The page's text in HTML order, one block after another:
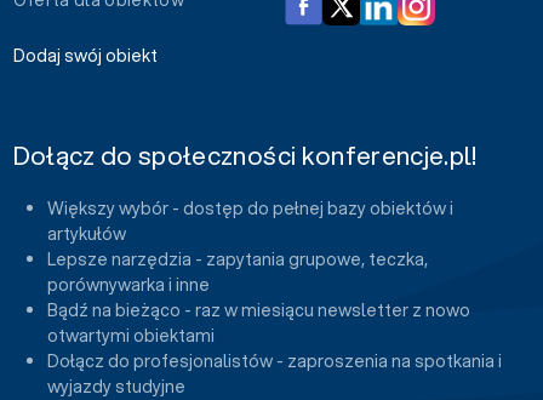
Dodaj swój obiekt
Dołącz do społeczności konferencje.pl!
Większy wybór - dostęp do pełnej bazy obiektów i
artykułów
Lepsze narzędzia - zapytania grupowe, teczka,
porównywarka i inne
Bądź na bieżąco - raz w miesiącu newsletter z nowo
otwartymi obiektami
Dołącz do profesjonalistów - zaproszenia na spotkania i
wyjazdy studyjne